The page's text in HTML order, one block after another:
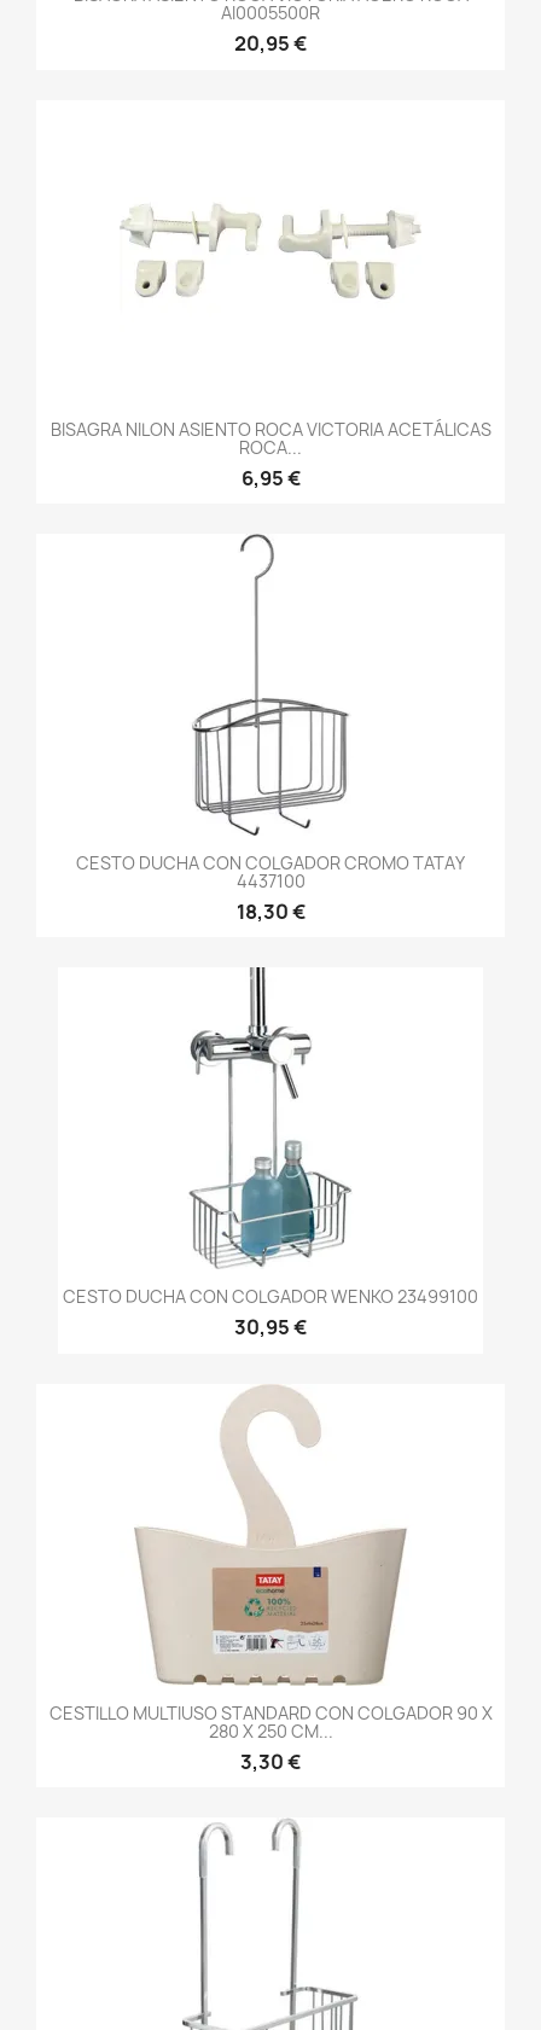
AI0005500R
20,95 €
BISAGRA NILON ASIENTO ROCA VICTORIA ACETÁLICAS
ROCA...
6,95 €
CESTO DUCHA CON COLGADOR CROMO TATAY
4437100
18,30 €
CESTO DUCHA CON COLGADOR WENKO 23499100
30,95 €
CESTILLO MULTIUSO STANDARD CON COLGADOR 90 X
280 X 250 CM...
3,30 €